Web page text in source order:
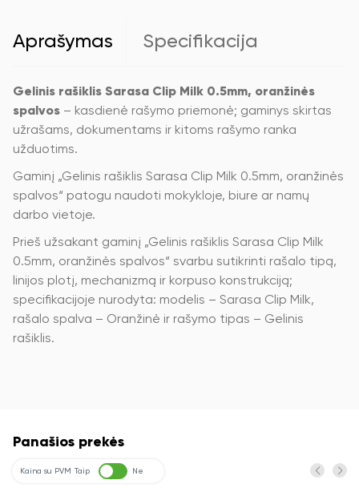
Aprašymas Specifikacija
Gelinis rašiklis Sarasa Clip Milk 0.5mm, oranžinės
spalvos – kasdienė rašymo priemonė; gaminys skirtas
užrašams, dokumentams ir kitoms rašymo ranka
užduotims.
Gaminį „Gelinis rašiklis Sarasa Clip Milk 0.5mm, oranžinės
spalvos“ patogu naudoti mokykloje, biure ar namų
darbo vietoje.
Prieš užsakant gaminį „Gelinis rašiklis Sarasa Clip Milk
0.5mm, oranžinės spalvos“ svarbu sutikrinti rašalo tipą,
linijos plotį, mechanizmą ir korpuso konstrukciją;
specifikacijoje nurodyta: modelis – Sarasa Clip Milk,
rašalo spalva – Oranžinė ir rašymo tipas – Gelinis
rašiklis.
Panašios prekės
Kaina su PVM Taip Ne